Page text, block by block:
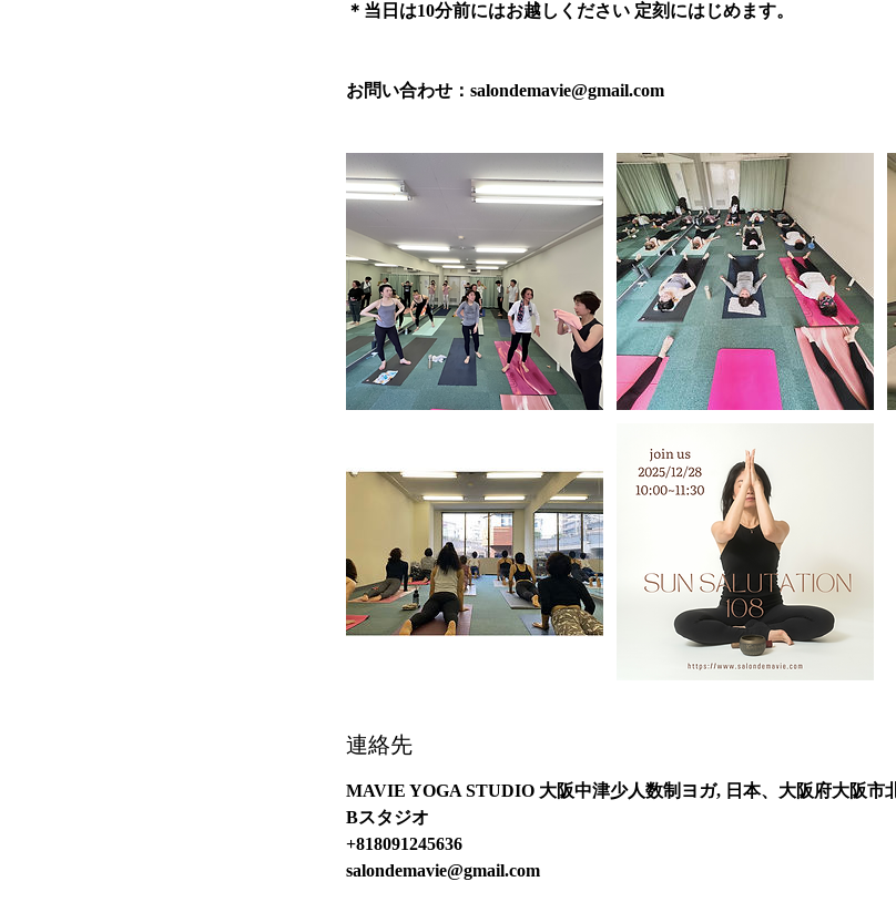
＊当日は10分前にはお越しください 定刻にはじめます。
連絡先
MAVIE YOGA STUDIO 大阪中津少人数制ヨガ, 日本、大阪府大阪市
Bスタジオ
+818091245636
salondemavie@gmail.com